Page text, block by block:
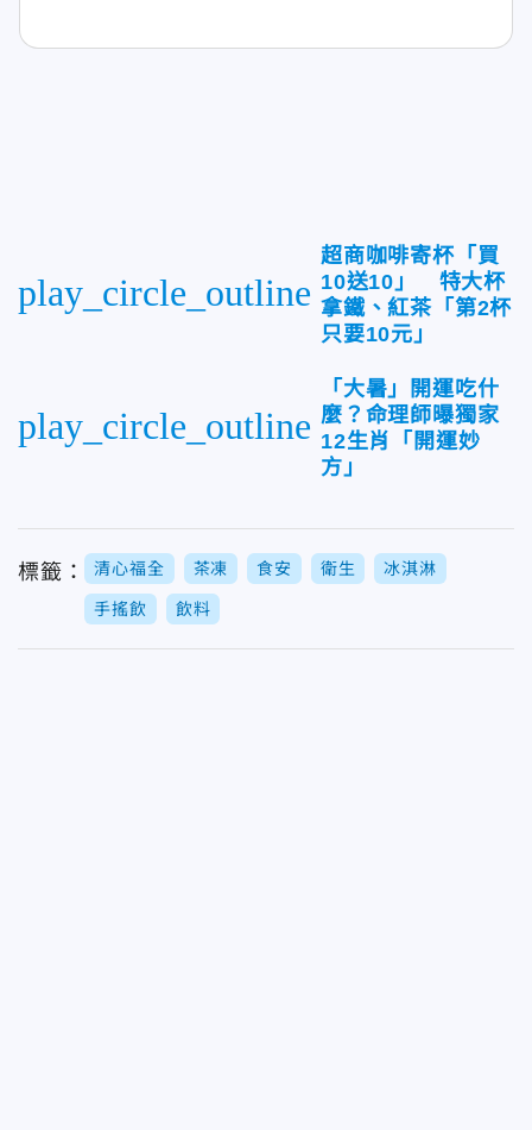
play_circle_outline
超商咖啡寄杯「買
10送10」 特大杯
拿鐵、紅茶「第2杯
只要10元」
play_circle_outline
「大暑」開運吃什
麼？命理師曝獨家
12生肖「開運妙
方」
標籤： 清心福全 茶凍 食安 衛生 冰淇淋
手搖飲 飲料